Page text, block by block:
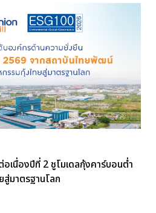
เนื่องปีที่ 2 ชูโมเดลกุ้งคาร์บอนต่ำ
มาตรฐานโลก